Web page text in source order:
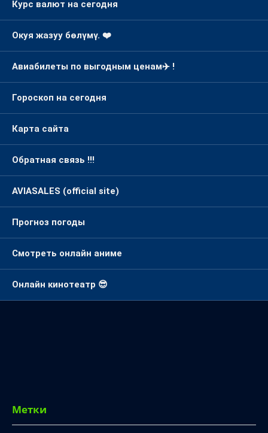
Курс валют на сегодня
Окуя жазуу бөлүмү. ❤️
Авиабилеты по выгодным ценам✈️ !
Гороскоп на сегодня
Карта сайта
Обратная связь !!!
AVIASALES (official site)
Прогноз погоды
Смотреть онлайн аниме
Онлайн кинотеатр 😎
Метки